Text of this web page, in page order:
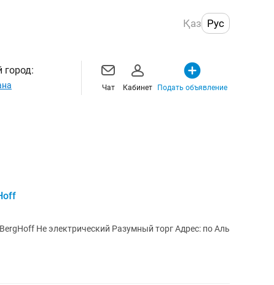
Қаз Рус
город:
Чат Кабинет Подать объявление
Адрес: по Аль